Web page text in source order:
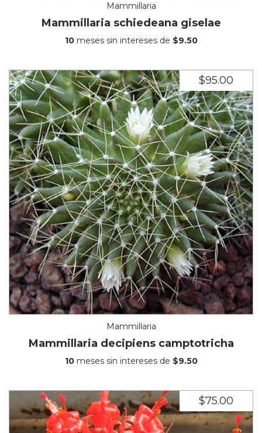
Mammillaria
Mammillaria schiedeana giselae
10meses sin intereses de $9.50
$95.00
Mammillaria
Mammillaria decipiens camptotricha
10meses sin intereses de $9.50
$75.00